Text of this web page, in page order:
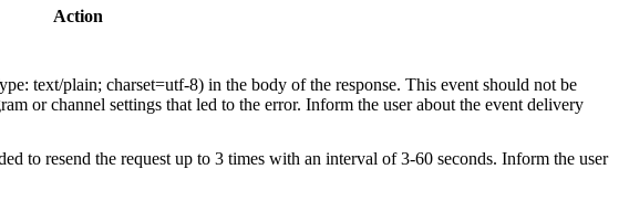
Action
text/plain; charset=utf-8) in the body of the response. This event should not be
or channel settings that led to the error. Inform the user about the event delivery
to resend the request up to 3 times with an interval of 3-60 seconds. Inform the user